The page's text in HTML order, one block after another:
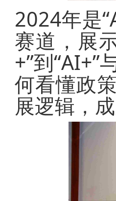
2024年是
赛道，展
+”到“AI+”
何看懂政
展逻辑，